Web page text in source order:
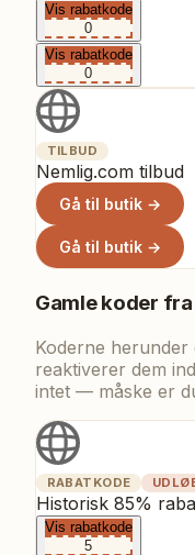
Vis rabatkode
0
Vis rabatkode
0
TILBUD
Nemlig.com tilbud
Gå til butik →
Gå til butik →
Gamle koder fra
Koderne
reaktiverer dem
intet — måske er
RABATKODE
Historisk 85%
Vis rabatkode
5